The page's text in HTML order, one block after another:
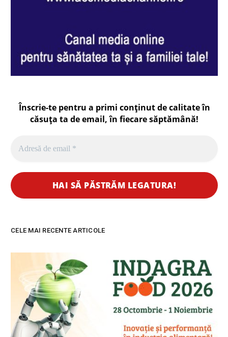
Înscrie-te pentru a primi conținut de calitate în
căsuța ta de email, în fiecaresăptămână!
CELE MAI RECENTE ARTICOLE